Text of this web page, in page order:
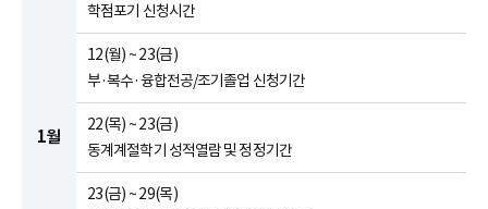
1월
학점포기 신청시간
12(월) ~ 23(금)
부·복수·융합전공/조기졸업 신청기간
22(목) ~ 23(금)
동계계절학기 성적열람 및 정정기간
23(금) ~ 29(목)